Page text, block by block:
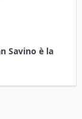
Savino è la